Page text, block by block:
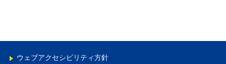
ウェブアクセシビリティ方針